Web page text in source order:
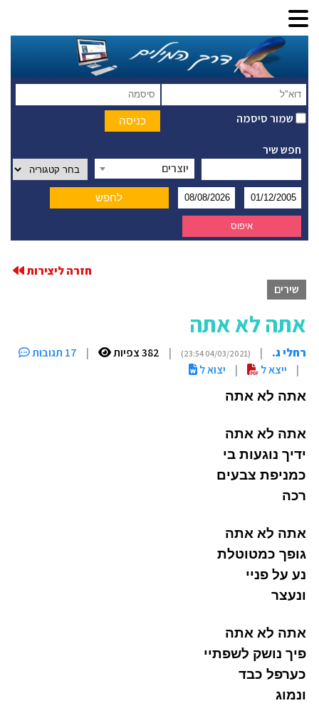
שמור סיסמה
חפש שיר
יוצרים
חזרה ליצירות
שירים
אתה לא אתה
רחלי ג. |
(04/03/2021 23:54)
| 382 צפיות |
17 תגובות
|
ייצא ל |
יצוא ל
אתה לא אתה
אתה לא אתה
ידיך נוגעות בי
כמניפת צבעים
רכה
אתה לא אתה
גופך כמטוטלת
נע על פניי
ונעצר
אתה לא אתה
פיך נושק לשפתיי
כערפל כבד
ונמוג